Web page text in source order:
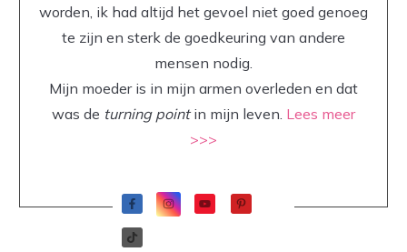
worden, ik had altijd het gevoel niet goed genoeg
te zijn en sterk de goedkeuring van andere
mensen nodig.
Mijn moeder is in mijn armen overleden en dat
was de turning pointin mijn leven. Lees meer
>>>